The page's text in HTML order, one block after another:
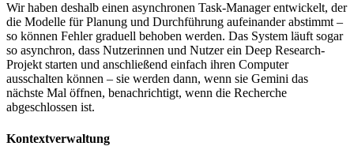
Wir haben deshalb einen asynchronen Task-Manager entwickelt, der
die Modelle für Planung und Durchführung aufeinander abstimmt –
so können Fehler graduell behoben werden. Das System läuft sogar
so asynchron, dass Nutzerinnen und Nutzer ein Deep Research-
Projekt starten und anschließend einfach ihren Computer
ausschalten können – sie werden dann, wenn sie Gemini das
nächste Mal öffnen, benachrichtigt, wenn die Recherche
abgeschlossen ist.
Kontextverwaltung